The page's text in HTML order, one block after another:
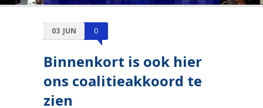
03 JUN 0
Binnenkort is ook hier
ons coalitieakkoord te
zien